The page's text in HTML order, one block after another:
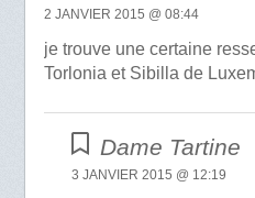
2 JANVIER 2015 @ 08:44
je trouve une certaine
Torlonia et Sibilla de
Dame Tartine
3 JANVIER 2015 @ 12:19